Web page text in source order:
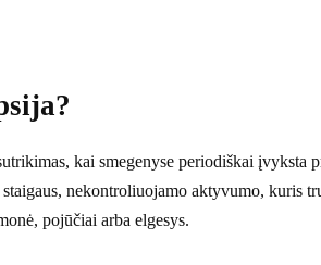
kai smegenyse periodiškai įvyksta
nekontroliuojamo aktyvumo, kuris
pojūčiai arba elgesys.